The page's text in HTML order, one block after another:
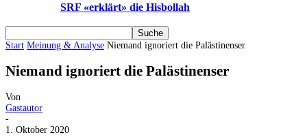
SRF «erklärt» die Hisbollah
Start Meinung & Analyse Niemand ignoriert die Palästinenser
Niemand ignoriert die Palästinenser
Von
Gastautor
-
1. Oktober 2020